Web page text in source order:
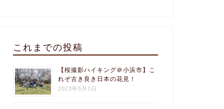
これまでの投稿
【桜撮影ハイキング＠小浜市】こ
れぞ古き良き日本の花見！
2023年5月1日